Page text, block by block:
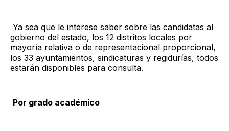
Ya sea que le interese saber sobre las candidatas al
gobierno del estado, los 12 distritos locales por
mayoría relativa o de representacional proporcional,
los 33 ayuntamientos, sindicaturas y regidurías, todos
estarán disponibles para consulta.
Por grado académico